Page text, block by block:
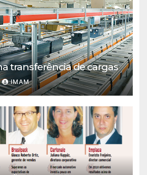
Segurança na transferência de cargas
IMAM